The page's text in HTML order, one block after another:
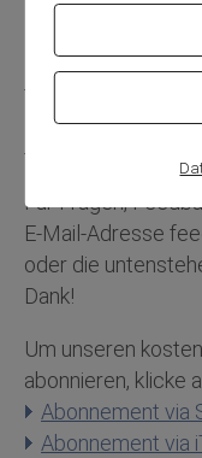
mit der Börse zu
Zur Übersicht
Für Fragen,
E-Mail-Adresse
oder die
Dank!
Um unseren
abonnieren, klicke
Abonnement via
Abonnement via